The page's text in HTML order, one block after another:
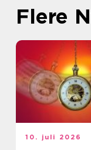
Flere
10. juli 2026